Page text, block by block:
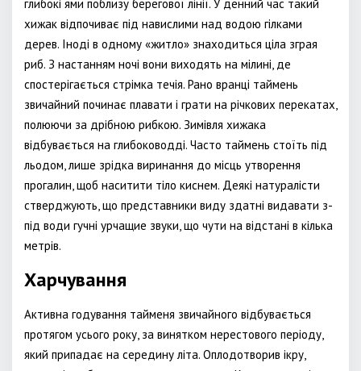
глибокі ями поблизу берегової лінії. У денний час такий
хижак відпочиває під навислими над водою гілками
дерев. Іноді в одному «житло» знаходиться ціла зграя
риб. З настанням ночі вони виходять на мілині, де
спостерігається стрімка течія. Рано вранці таймень
звичайний починає плавати і грати на річкових перекатах,
полюючи за дрібною рибкою. Зимівля хижака
відбувається на глибоководді. Часто таймень стоїть під
льодом, лише зрідка виринання до місць утворення
прогалин, щоб наситити тіло киснем. Деякі натуралісти
стверджують, що представники виду здатні видавати з-
під води гучні урчащие звуки, що чути на відстані в кілька
метрів.
Харчування
Активна годування тайменя звичайного відбувається
протягом усього року, за винятком нерестового періоду,
який припадає на середину літа. Оплодотворив ікру,